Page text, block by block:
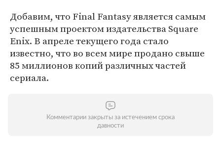
Добавим, что Final Fantasy является самым
успешным проектом издательства Square
Enix. В апреле текущего года стало
известно, что во всем мире продано свыше
85 миллионов копий различных частей
сериала.
Комментарии закрыты за истечением срока
давности